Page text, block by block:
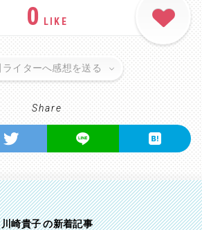
0 LIKE
ライターへ感想を送る
Share
川崎貴子 の新着記事